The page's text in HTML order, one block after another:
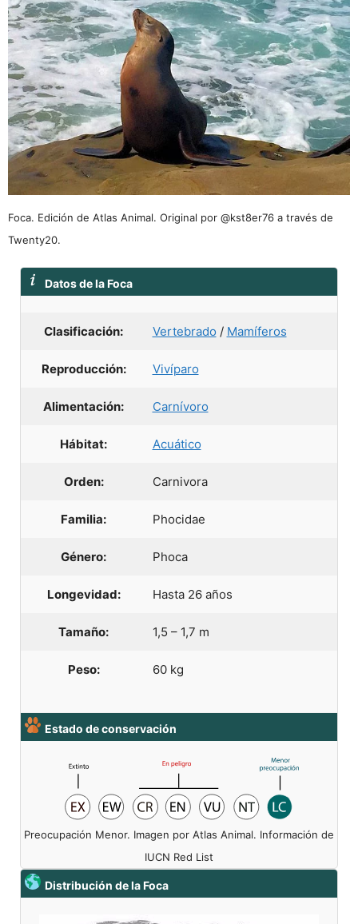
Foca. Edición de Atlas Animal. Original por @kst8er76 a través de
Twenty20.
Datos de la Foca
Clasificación: Vertebrado / Mamíferos
Reproducción: Vivíparo
Alimentación: Carnívoro
Hábitat: Acuático
Orden: Carnivora
Familia: Phocidae
Género: Phoca
Longevidad: Hasta 26 años
Tamaño: 1,5 – 1,7 m
Peso: 60 kg
Estado de conservación
Preocupación Menor. Imagen por Atlas Animal. Información de
IUCN Red List
Distribución de la Foca